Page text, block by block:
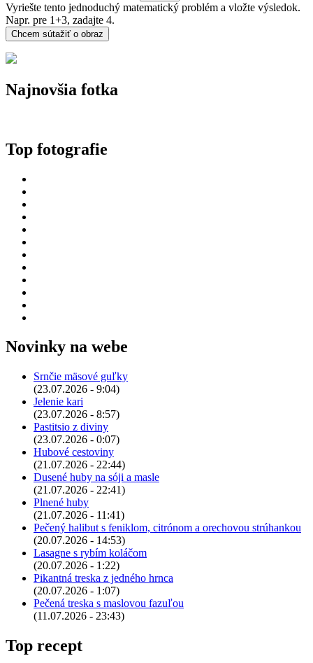
Vyriešte tento jednoduchý matematický problém a vložte výsledok.
Napr. pre 1+3, zadajte 4.
Najnovšia fotka
Top fotografie
Novinky na webe
Srnčie mäsové guľky
(23.07.2026 - 9:04)
Jelenie kari
(23.07.2026 - 8:57)
Pastitsio z diviny
(23.07.2026 - 0:07)
Hubové cestoviny
(21.07.2026 - 22:44)
Dusené huby na sóji a masle
(21.07.2026 - 22:41)
Plnené huby
(21.07.2026 - 11:41)
Pečený halibut s feniklom, citrónom a orechovou strúhankou
(20.07.2026 - 14:53)
Lasagne s rybím koláčom
(20.07.2026 - 1:22)
Pikantná treska z jedného hrnca
(20.07.2026 - 1:07)
Pečená treska s maslovou fazuľou
(11.07.2026 - 23:43)
Top recept